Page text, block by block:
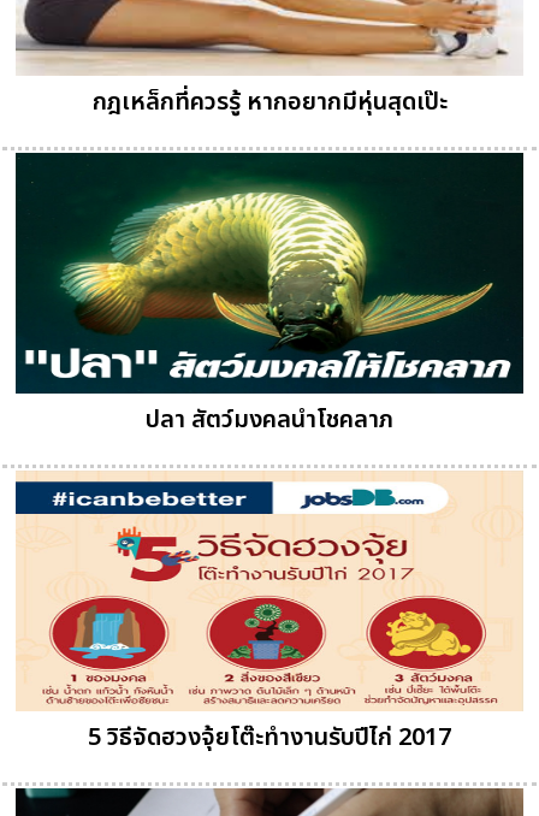
กฎเหล็กที่ควรรู้ หากอยากมีหุ่นสุดเป๊ะ
ปลา สัตว์มงคลนำโชคลาภ
5 วิธีจัดฮวงจุ้ยโต๊ะทำงานรับปีไก่ 2017